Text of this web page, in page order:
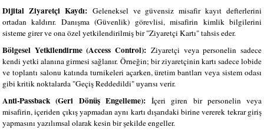
Dijital Ziyaretçi Kaydı:Geleneksel ve güvensiz misafir kayıt defterlerini
ortadan kaldırır. Danışma (Güvenlik) görevlisi, misafirin kimlik bilgilerini
sisteme girer ve ona özel yetkilendirilmiş bir "Ziyaretçi Kartı" tahsis eder.
Bölgesel Yetkilendirme (Access Control): Ziyaretçi veya personelin sadece
kendi yetki alanına girmesi sağlanır. Örneğin; bir ziyaretçinin kartı sadece lobide
ve toplantı salonu katında turnikeleri açarken, üretim bantları veya sistem odası
gibi kritik noktalarda "Geçiş Reddedildi" uyarısı verir.
Anti-Passback (Geri Dönüş Engelleme):İçeri giren bir personelin veya
misafirin, içeriden çıkış yapmadan aynı kartı dışarıdaki birine vererek tekrar giriş
yapmasını yazılımsal olarak kesin bir şekilde engeller.